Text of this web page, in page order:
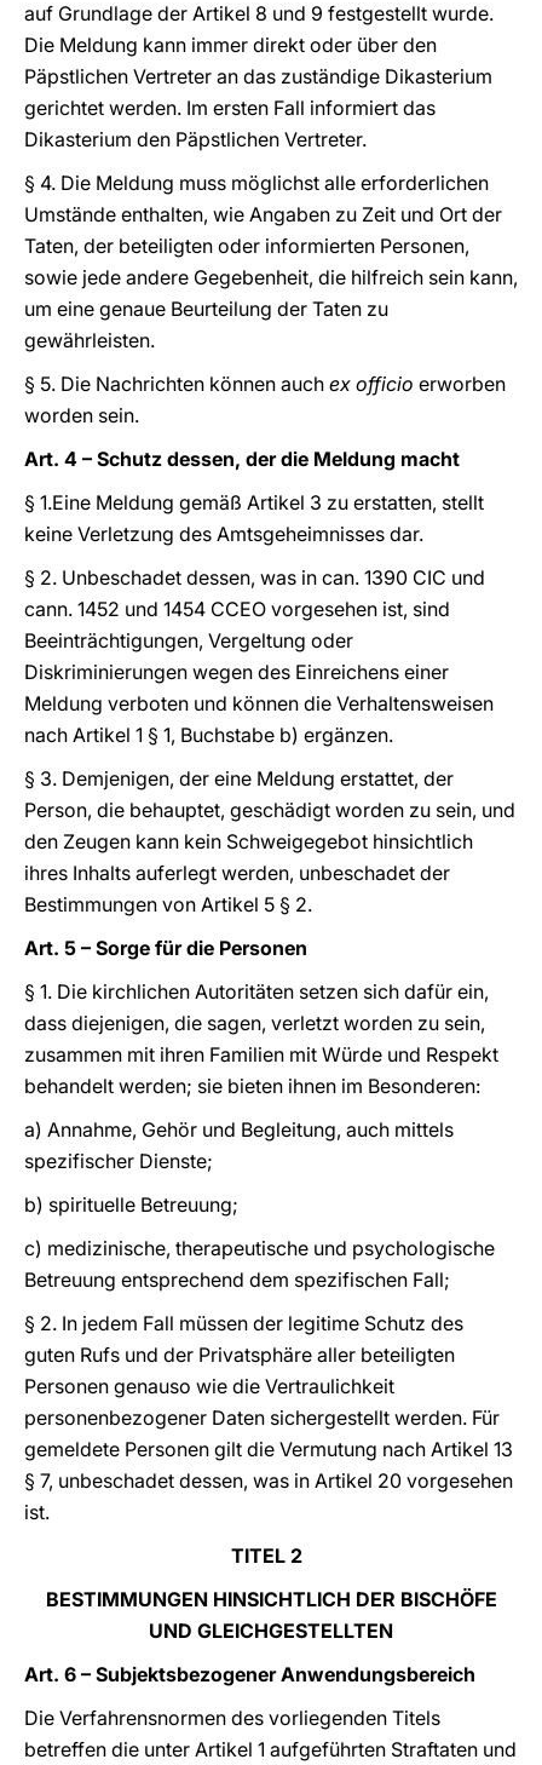
auf Grundlage der Artikel 8 und 9 festgestellt wurde.
Die Meldung kann immer direkt oder über den
Päpstlichen Vertreter an das zuständige Dikasterium
gerichtet werden. Im ersten Fall informiert das
Dikasterium den Päpstlichen Vertreter.
§ 4. Die Meldung muss möglichst alle erforderlichen
Umstände enthalten, wie Angaben zu Zeit und Ort der
Taten, der beteiligten oder informierten Personen,
sowie jede andere Gegebenheit, die hilfreich sein kann,
um eine genaue Beurteilung der Taten zu
gewährleisten.
§ 5. Die Nachrichten können auch ex officio erworben
worden sein.
Art. 4 – Schutz dessen, der die Meldung macht
§ 1.Eine Meldung gemäß Artikel 3 zu erstatten, stellt
keine Verletzung des Amtsgeheimnisses dar.
§ 2. Unbeschadet dessen, was in can. 1390 CIC und
cann. 1452 und 1454 CCEO vorgesehen ist, sind
Beeinträchtigungen, Vergeltung oder
Diskriminierungen wegen des Einreichens einer
Meldung verboten und können die Verhaltensweisen
nach Artikel 1 § 1, Buchstabe b) ergänzen.
§ 3. Demjenigen, der eine Meldung erstattet, der
Person, die behauptet, geschädigt worden zu sein, und
den Zeugen kann kein Schweigegebot hinsichtlich
ihres Inhalts auferlegt werden, unbeschadet der
Bestimmungen von Artikel 5 § 2.
Art. 5 – Sorge für die Personen
§ 1. Die kirchlichen Autoritäten setzen sich dafür ein,
dass diejenigen, die sagen, verletzt worden zu sein,
zusammen mit ihren Familien mit Würde und Respekt
behandelt werden; sie bieten ihnen im Besonderen:
a) Annahme, Gehör und Begleitung, auch mittels
spezifischer Dienste;
b) spirituelle Betreuung;
c) medizinische, therapeutische und psychologische
Betreuung entsprechend dem spezifischen Fall;
§ 2. In jedem Fall müssen der legitime Schutz des
guten Rufs und der Privatsphäre aller beteiligten
Personen genauso wie die Vertraulichkeit
personenbezogener Daten sichergestellt werden. Für
gemeldete Personen gilt die Vermutung nach Artikel 13
§ 7, unbeschadet dessen, was in Artikel 20 vorgesehen
ist.
TITEL 2
BESTIMMUNGEN HINSICHTLICH DER BISCHÖFE
UND GLEICHGESTELLTEN
Art. 6 – Subjektsbezogener Anwendungsbereich
Die Verfahrensnormen des vorliegenden Titels
betreffen die unter Artikel 1 aufgeführten Straftaten und